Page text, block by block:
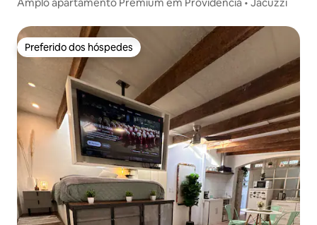
Amplo apartamento Premium em Providencia • Jacuzzi
Preferido dos hóspedes
Preferido dos hóspedes